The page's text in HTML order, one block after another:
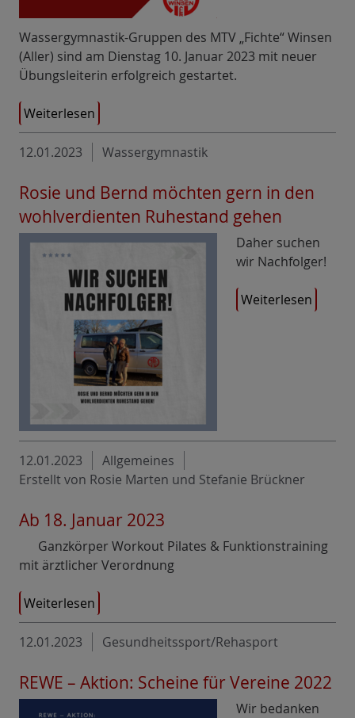
Wassergymnastik-Gruppen des MTV „Fichte“ Winsen
(Aller) sind am Dienstag 10. Januar 2023 mit neuer
Übungsleiterin erfolgreich gestartet.
Weiterlesen
12.01.2023 Wassergymnastik
Rosie und Bernd möchten gern in den
wohlverdienten Ruhestand gehen
Daher suchen
wir Nachfolger!
Weiterlesen
12.01.2023
Allgemeines
Erstellt von Rosie Marten und Stefanie Brückner
Ab 18. Januar 2023
Ganzkörper Workout Pilates & Funktionstraining
mit ärztlicher Verordnung
Weiterlesen
12.01.2023 Gesundheitssport/Rehasport
REWE – Aktion: Scheine für Vereine 2022
Wir bedanken